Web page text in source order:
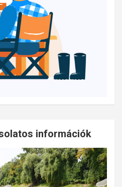
információk